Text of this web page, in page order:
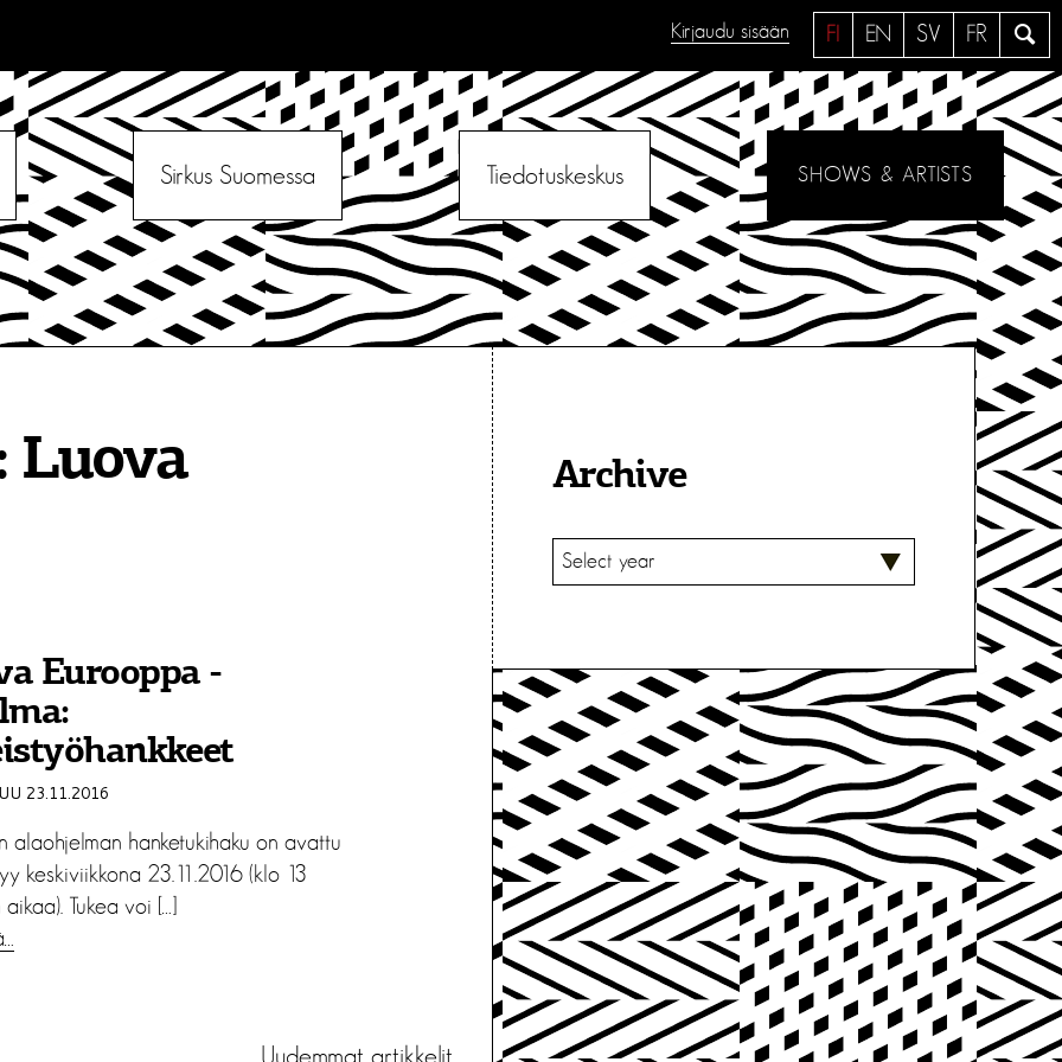
a
e
FI EN SV FR
Kirjaudu sisään
Sirkus Suomessa Tiedotuskeskus SHOWS & ARTISTS
Luova
Eurooppa -
23.11.2016
alaohjelman hanketukihaku on avattu
keskiviikkona 23.11.2016 (klo 13
Tukea voi […]
Uudemmat artikkelit
Archive
V
A
T
S
E